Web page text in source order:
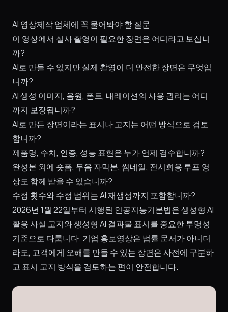
AI 영상제작 업체에 꼭 물어봐야 할 질문
이 영상에서 실사 촬영이 필요한 장면은 어디라고 보십니
까?
AI로 만들 수 있지만 실제 촬영이 더 안전한 장면은 무엇입
니까?
AI 생성 이미지, 음원, 폰트, 내레이션의 사용 권리는 어디
까지 보장됩니까?
AI로 만든 장면이라는 표시나 고지는 어떤 방식으로 검토
합니까?
제품명, 수치, 인증, 성능 표현은 누가 언제 검수합니까?
완성본 외에 숏폼, 무음 자막본, 썸네일, 전시회용 루프 영
상도 함께 받을 수 있습니까?
수정 횟수와 수정 범위는 AI 재생성까지 포함합니까?
2026년 1월 22일부터 시행된 인공지능기본법은 생성형 AI
활용 사실 고지와 생성형 AI 결과물 표시를 중요한 투명성
기준으로 다룹니다. 기업 홍보영상은 법률 문서가 아니더
라도, 고객에게 오해를 만들 수 있는 장면은 사전에 구분하
고 표시·고지 방식을 검토하는 편이 안전합니다.